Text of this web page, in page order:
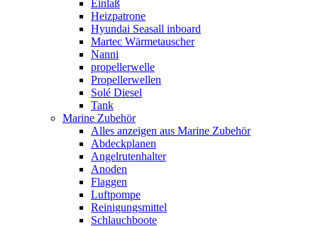
Einlaß
Heizpatrone
Hyundai Seasall inboard
Martec Wärmetauscher
Nanni
propellerwelle
Propellerwellen
Solé Diesel
Tank
Marine Zubehör
Alles anzeigen aus Marine Zubehör
Abdeckplanen
Angelrutenhalter
Anoden
Flaggen
Luftpompe
Reinigungsmittel
Schlauchboote